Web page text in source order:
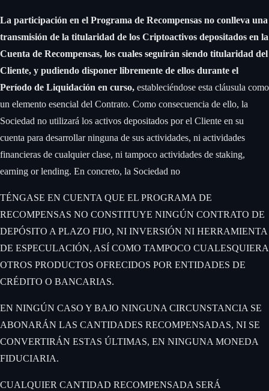
La participación en el Programa de Recompensas no conlleva una
transmisión de la titularidad de los Criptoactivos depositados en la
Cuenta de Recompensas, los cuales seguirán siendo titularidad del
Cliente, y pudiendo disponer libremente de ellos durante el
Período de Liquidación en curso, estableciéndose esta cláusula como
un elemento esencial del Contrato. Como consecuencia de ello, la
Sociedad no utilizará los activos depositados por el Cliente en su
cuenta para desarrollar ninguna de sus actividades, ni actividades
financieras de cualquier clase, ni tampoco actividades de staking,
earning or lending. En concreto, la Sociedad no ‍
TÉNGASE EN CUENTA QUE EL PROGRAMA DE
RECOMPENSAS NO CONSTITUYE NINGÚN CONTRATO DE
DEPÓSITO A PLAZO FIJO, NI INVERSIÓN NI HERRAMIENTA
DE ESPECULACIÓN, ASÍ COMO TAMPOCO CUALESQUIERA
OTROS PRODUCTOS OFRECIDOS POR ENTIDADES DE
CRÉDITO O BANCARIAS. ‍
EN NINGÚN CASO Y BAJO NINGUNA CIRCUNSTANCIA SE
ABONARÁN LAS CANTIDADES RECOMPENSADAS, NI SE
CONVERTIRÁN ESTAS ÚLTIMAS, EN NINGUNA MONEDA
FIDUCIARIA. ‍
CUALQUIER CANTIDAD RECOMPENSADA SERÁ